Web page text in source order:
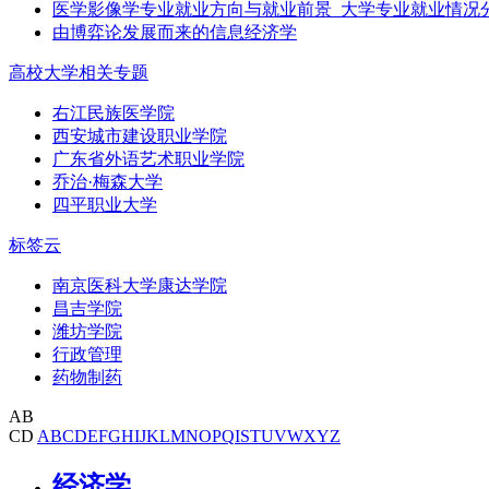
医学影像学专业就业方向与就业前景_大学专业就业情况
由博弈论发展而来的信息经济学
高校大学相关专题
右江民族医学院
西安城市建设职业学院
广东省外语艺术职业学院
乔治·梅森大学
四平职业大学
标签云
南京医科大学康达学院
昌吉学院
潍坊学院
行政管理
药物制药
AB
CD ABCDEFGHIJKLMNOPQISTUVWXYZ